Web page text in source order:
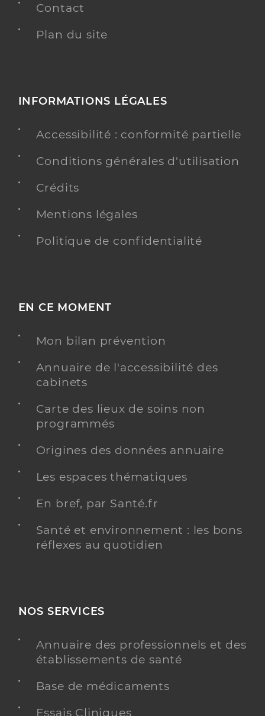
Contact
Plan du site
INFORMATIONS LÉGALES
Accessibilité : conformité partielle
Conditions générales d'utilisation
Crédits
Mentions légales
Politique de confidentialité
EN CE MOMENT
Mon bilan prévention
Annuaire de l'accessibilité des
cabinets
Carte des lieux de soins non
programmés
Origines des données annuaire
Les espaces thématiques
En bref, par Santé.fr
Santé et environnement : les bons
réflexes au quotidien
NOS SERVICES
Annuaire des professionnels et des
établissements de santé
Base de médicaments
Essais Cliniques